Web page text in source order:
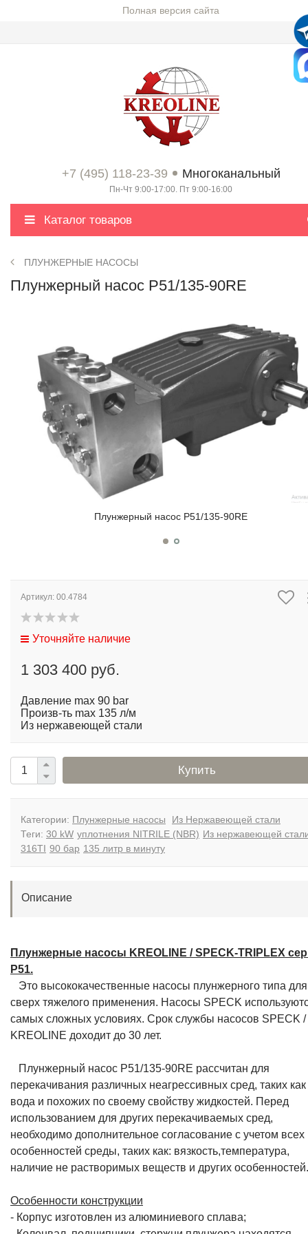
Полная версия сайта
+7 (495) 118-23-39 Многоканальный
Пн-Чт 9:00-17:00. Пт 9:00-16:00
Каталог товаров
ПЛУНЖЕРНЫЕ НАСОСЫ
Плунжерный насос P51/135-90RE
Плунжерный насос P51/135-90RE
Артикул: 00.4784
Уточняйте наличие
1 303 400 руб.
Давление max 90 bar
Произв-ть max 135 л/м
Из нержавеющей стали
Купить
Категории: Плунжерные насосы
Из Нержавеющей стали
Теги: 30 kW уплотнения NITRILE (NBR) Из нержавеющей
316TI 90 бар 135 литр в минуту
Описание
Плунжерные насосы KREOLINE / SPECK-TRIPLEX
P51.
Это высококачественные насосы плунжерного типа для
сверх тяжелого применения. Насосы SPECK
самых сложных условиях. Срок службы насосов SPECK /
KREOLINE доходит до 30 лет.
Плунжерный насос P51/135-90RE рассчитан для
перекачивания различных неагрессивных сред, таких как
вода и похожих по своему свойству жидкостей. Перед
использованием для других перекачиваемых сред,
необходимо дополнительное согласование с учетом всех
особенностей среды, таких как: вязкость,температура,
наличие не растворимых веществ и других особенностей.
Особенности конструкции
- Корпус изготовлен из алюминиевого сплава;